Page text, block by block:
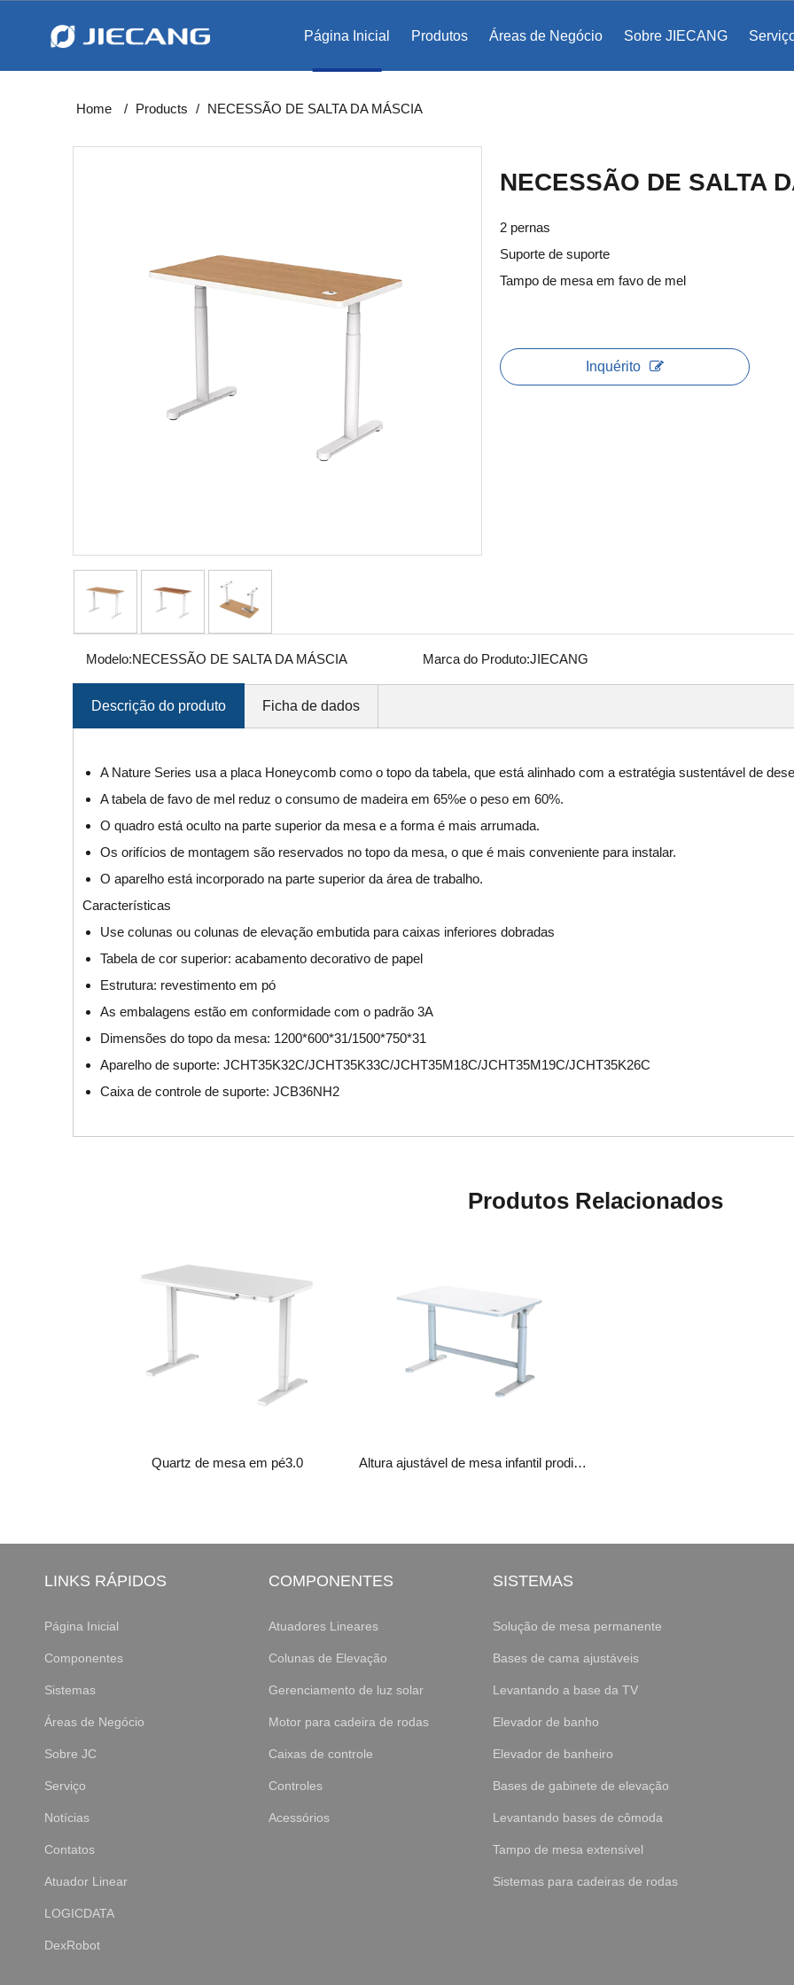
Página Inicial Produtos Áreas de Negócio Sobre JIECANG
Home / Products / NECESSÃO DE SALTA DA MÁSCIA
NECESSÃO DE SALTA
2 pernas
Suporte de suporte
Tampo de mesa em favo de mel
Inquérito
Modelo:NECESSÃO DE SALTA DA MÁSCIA Marca do Produto:JIECANG
Descrição do produto Ficha de dados
A Nature Series usa a placa Honeycomb como o topo da tabela, que está alinhado com a estratégia sustentável de
A tabela de favo de mel reduz o consumo de madeira em 65%e o peso em 60%.
O quadro está oculto na parte superior da mesa e a forma é mais arrumada.
Os orifícios de montagem são reservados no topo da mesa, o que é mais conveniente para instalar.
O aparelho está incorporado na parte superior da área de trabalho.
Características
Use colunas ou colunas de elevação embutida para caixas inferiores dobradas
Tabela de cor superior: acabamento decorativo de papel
Estrutura: revestimento em pó
As embalagens estão em conformidade com o padrão 3A
Dimensões do topo da mesa: 1200*600*31/1500*750*31
Aparelho de suporte: JCHT35K32C/JCHT35K33C/JCHT35M18C/JCHT35M19C/JCHT35K26C
Caixa de controle de suporte: JCB36NH2
Produtos Relacionados
Quartz de mesa em pé3.0 Altura ajustável de mesa infantil prodigy1.0
LINKS RÁPIDOS
Página Inicial
Componentes
Sistemas
Áreas de Negócio
Sobre JC
Serviço
Notícias
Contatos
Atuador Linear
LOGICDATA
DexRobot
COMPONENTES
Atuadores Lineares
Colunas de Elevação
Gerenciamento de luz solar
Motor para cadeira de rodas
Caixas de controle
Controles
Acessórios
SISTEMAS
Solução de mesa permanente
Bases de cama ajustáveis
Levantando a base da TV
Elevador de banho
Elevador de banheiro
Bases de gabinete de elevação
Levantando bases de cômoda
Tampo de mesa extensível
Sistemas para cadeiras de rodas